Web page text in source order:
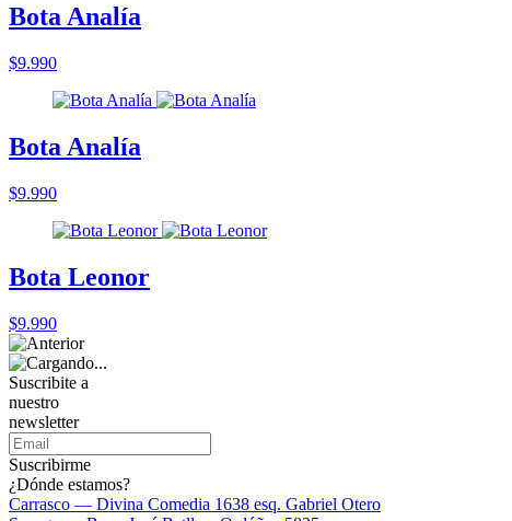
Bota Analía
$9.990
Bota Analía
$9.990
Bota Leonor
$9.990
Suscribite a
nuestro
newsletter
Suscribirme
¿Dónde estamos?
Carrasco — Divina Comedia 1638 esq. Gabriel Otero